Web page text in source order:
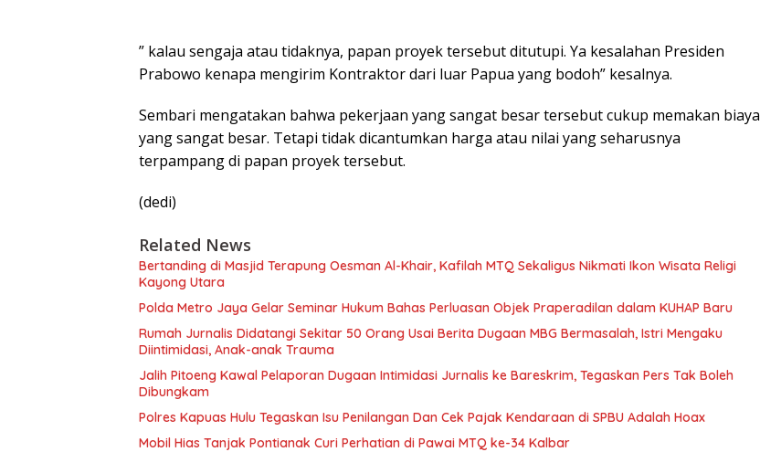
” kalau sengaja atau tidaknya, papan proyek tersebut ditutupi. Ya kesalahan Presiden
Prabowo kenapa mengirim Kontraktor dari luar Papua yang bodoh” kesalnya.
Sembari mengatakan bahwa pekerjaan yang sangat besar tersebut cukup memakan biaya
yang sangat besar. Tetapi tidak dicantumkan harga atau nilai yang seharusnya
terpampang di papan proyek tersebut.
(dedi)
Related News
Bertanding di Masjid Terapung Oesman Al-Khair, Kafilah MTQ Sekaligus Nikmati Ikon Wisata Religi
Kayong Utara
Polda Metro Jaya Gelar Seminar Hukum Bahas Perluasan Objek Praperadilan dalam KUHAP Baru
Rumah Jurnalis Didatangi Sekitar 50 Orang Usai Berita Dugaan MBG Bermasalah, Istri Mengaku
Diintimidasi, Anak-anak Trauma
Jalih Pitoeng Kawal Pelaporan Dugaan Intimidasi Jurnalis ke Bareskrim, Tegaskan Pers Tak Boleh
Dibungkam
Polres Kapuas Hulu Tegaskan Isu Penilangan Dan Cek Pajak Kendaraan di SPBU Adalah Hoax
Mobil Hias Tanjak Pontianak Curi Perhatian di Pawai MTQ ke-34 Kalbar